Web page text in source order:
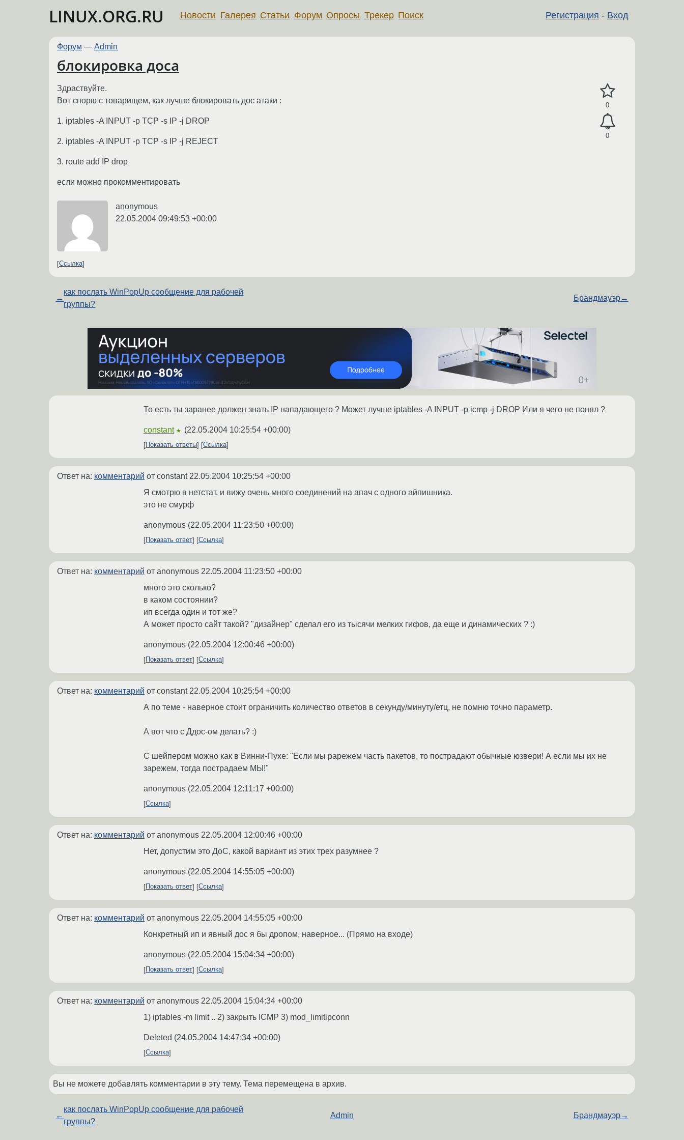
LINUX.ORG.RU Регистрация - Вход
Новости Галерея Статьи Форум Опросы Трекер Поиск
Форум — Admin
блокировка доса
0
0
Здраствуйте.
Вот спорю с товарищем, как лучше блокировать дос атаки :
1. iptables -A INPUT -p TCP -s IP -j DROP
2. iptables -A INPUT -p TCP -s IP -j REJECT
3. route add IP drop
если можно прокомментировать
anonymous
22.05.2004 09:49:53 +00:00
Ссылка
←
как послать WinPopUp сообщение для рабочей
группы?
Брандмауэр→
То есть ты заранее должен знать IP нападающего ? Может лучше iptables -A INPUT -p icmp -j DROP Или я чего не понял ?
constant ★ (22.05.2004 10:25:54 +00:00)
Показать ответы Ссылка
Ответ на: комментарий от constant 22.05.2004 10:25:54 +00:00
Я смотрю в нетстат, и вижу очень много соединений на апач с одного айпишника.
это не смурф
anonymous (22.05.2004 11:23:50 +00:00)
Показать ответ Ссылка
Ответ на: комментарий от anonymous 22.05.2004 11:23:50 +00:00
много это сколько?
в каком состоянии?
ип всегда один и тот же?
А может просто сайт такой? "дизайнер" сделал его из тысячи мелких гифов, да еще и динамических ? :)
anonymous (22.05.2004 12:00:46 +00:00)
Показать ответ Ссылка
Ответ на: комментарий от constant 22.05.2004 10:25:54 +00:00
А по теме - наверное стоит ограничить количество ответов в секунду/минуту/етц, не помню точно параметр.
А вот что с Ддос-ом делать? :)
С шейпером можно как в Винни-Пухе: "Если мы рарежем часть пакетов, то пострадают обычные юзвери! А если мы их не
зарежем, тогда пострадаем МЫ!"
anonymous (22.05.2004 12:11:17 +00:00)
Ссылка
Ответ на: комментарий от anonymous 22.05.2004 12:00:46 +00:00
Нет, допустим это ДоС, какой вариант из этих трех разумнее ?
anonymous (22.05.2004 14:55:05 +00:00)
Показать ответ Ссылка
Ответ на: комментарий от anonymous 22.05.2004 14:55:05 +00:00
Конкретный ип и явный дос я бы дропом, наверное... (Прямо на входе)
anonymous (22.05.2004 15:04:34 +00:00)
Показать ответ Ссылка
Ответ на: комментарий от anonymous 22.05.2004 15:04:34 +00:00
1) iptables -m limit .. 2) закрыть ICMP 3) mod_limitipconn
Deleted (24.05.2004 14:47:34 +00:00)
Ссылка
Вы не можете добавлять комментарии в эту тему. Тема перемещена в архив.
←
как послать WinPopUp сообщение для рабочей
группы?
Admin Брандмауэр→